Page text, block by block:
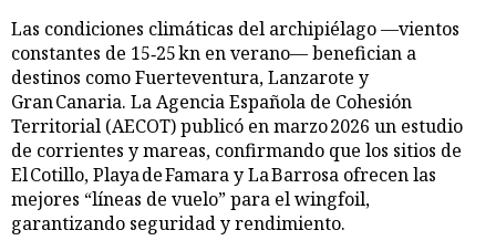
Las condiciones climáticas del archipiélago —vientos
constantes de 15‑25 kn en verano— benefician a
destinos como Fuerteventura, Lanzarote y
Gran Canaria. La Agencia Española de Cohesión
Territorial (AECOT) publicó en marzo 2026 un estudio
de corrientes y mareas, confirmando que los sitios de
El Cotillo, Playa de Famara y La Barrosa ofrecen las
mejores “líneas de vuelo” para el wingfoil,
garantizando seguridad y rendimiento.